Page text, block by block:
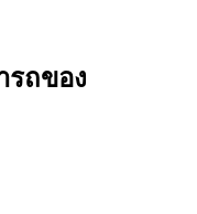
ถของ